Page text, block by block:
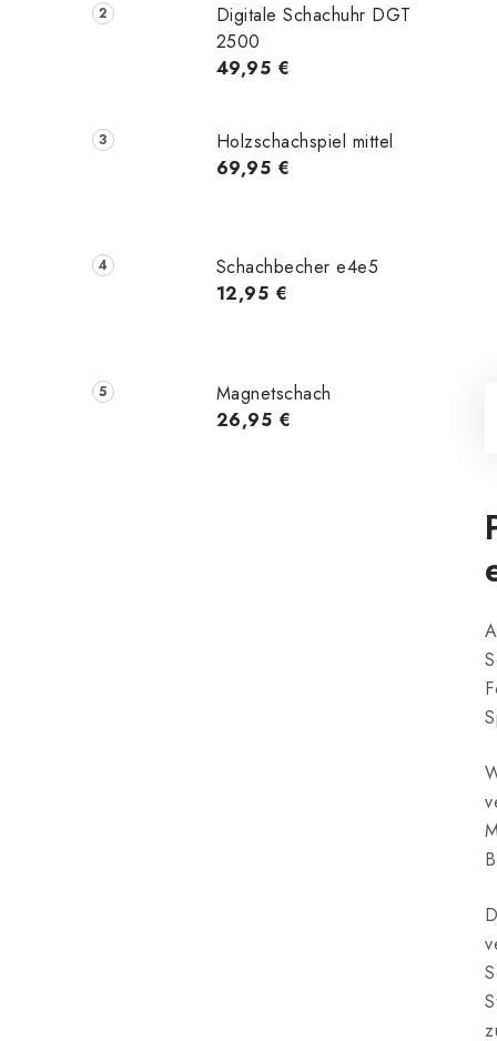
Digitale Schachuhr DGT
2500
49,95 €
Holzschachspiel mittel
69,95 €
Schachbecher e4e5
12,95 €
Magnetschach
26,95 €